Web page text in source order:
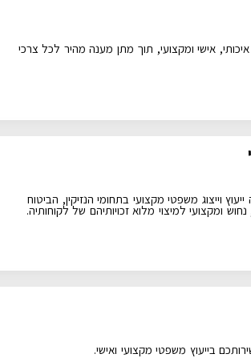
אישי ומקצועי, תוך מתן מענה מהיר לכל צרכי
וייצוג משפטי מקצועי בתחומי הנזיקין, הביטוח
נחוש ומקצועי למיצוי מלוא זכויותיהם של לקוחותיה.
בייעוץ משפטי מקצועי ואישי.